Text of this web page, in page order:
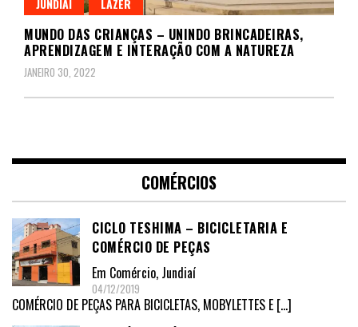
JUNDIAÍ LAZER
MUNDO DAS CRIANÇAS – UNINDO BRINCADEIRAS,
APRENDIZAGEM E INTERAÇÃO COM A NATUREZA
JANEIRO 30, 2022
COMÉRCIOS
CICLO TESHIMA – BICICLETARIA E
COMÉRCIO DE PEÇAS
Em Comércio, Jundiaí
04/12/2019
COMÉRCIO DE PEÇAS PARA BICICLETAS, MOBYLETTES E […]